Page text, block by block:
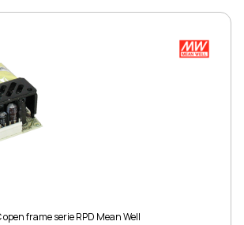
frame serie RPD Mean Well